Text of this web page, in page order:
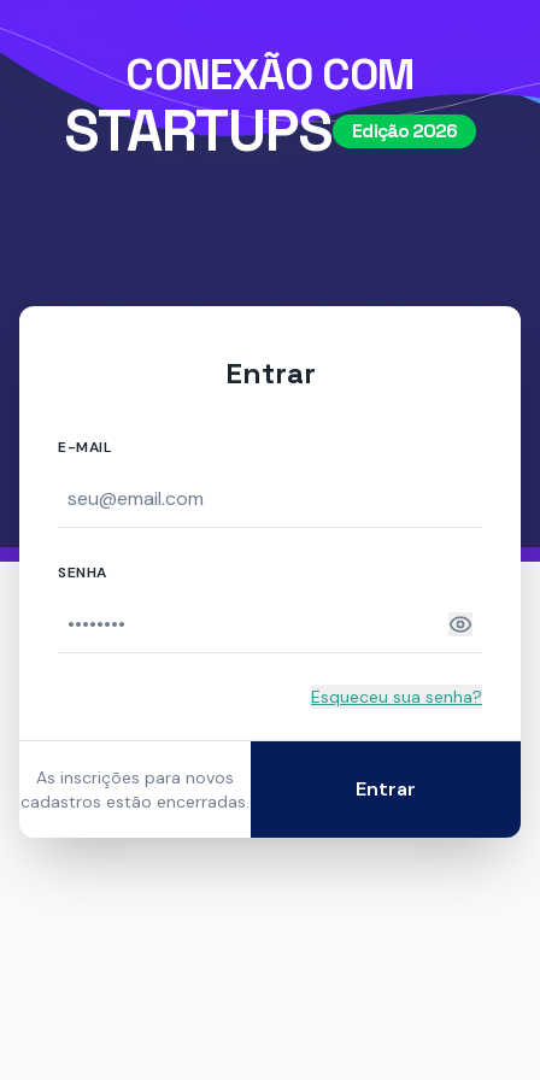
CONEXÃO COM
STARTUPS Edição 2026
Entrar
E-MAIL
SENHA
Esqueceu sua senha?
As inscrições para novos
cadastros estão encerradas.
Entrar